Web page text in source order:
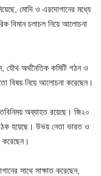
মোদি ও এরদোগানের মধ্যে
বিমান চলাচল নিয়ে আলোচনা
যৌথ অর্থনৈতিক কমিটি গঠন ও
বিষয় নিয়ে আলোচনা করেছেন।
অব্যাহত রয়েছে। জি২০
হয়েছে। উভয় নেতা ভারত ও
করেছেন।
সাথে সাক্ষাত করেছেন,